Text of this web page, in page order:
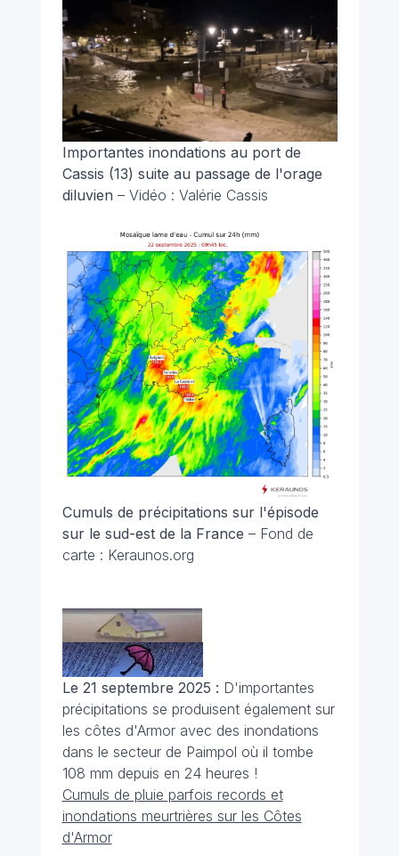
Importantes inondations au port de
Cassis (13) suite au passage de l'orage
diluvien – Vidéo : Valérie Cassis
Cumuls de précipitations sur l'épisode
sur le sud-est de la France – Fond de
carte : Keraunos.org
Le 21 septembre 2025 : D'importantes
précipitations se produisent également sur
les côtes d'Armor avec des inondations
dans le secteur de Paimpol où il tombe
108 mm depuis en 24 heures !
Cumuls de pluie parfois records et
inondations meurtrières sur les Côtes
d'Armor